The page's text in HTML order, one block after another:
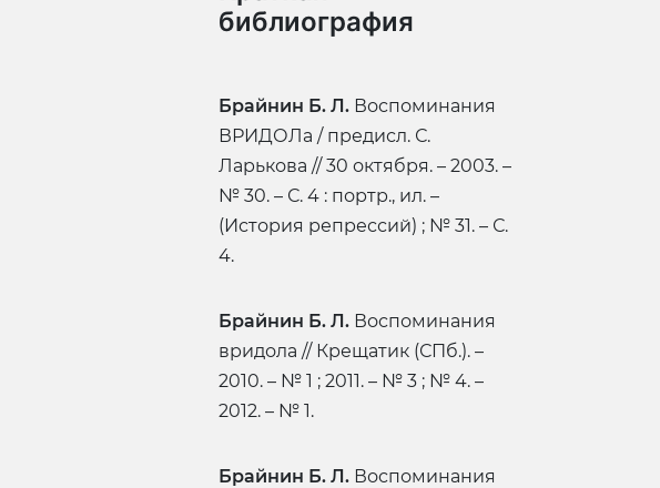
библиография
Брайнин Б. Л. Воспоминания
ВРИДОЛа / предисл. С.
Ларькова // 30 октября. – 2003. –
№ 30. – С. 4 : портр., ил. –
(История репрессий) ; № 31. – С.
4.
Брайнин Б. Л. Воспоминания
вридола // Крещатик (СПб.). –
2010. – № 1 ; 2011. – № 3 ; № 4. –
2012. – № 1.
Брайнин Б. Л. Воспоминания